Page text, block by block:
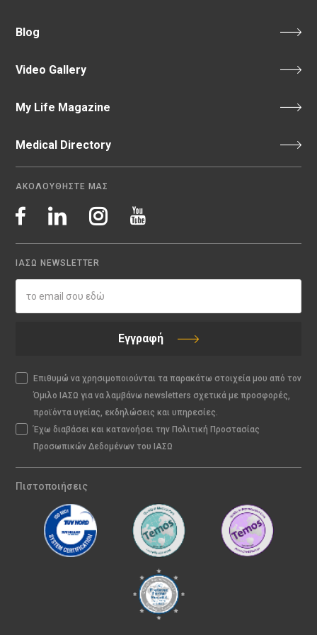
Blog
Video Gallery
My Life Magazine
Medical Directory
ΑΚΟΛΟΥΘΗΣΤΕ ΜΑΣ
ΙΑΣΩ NEWSLETTER
Εγγραφή
Επιθυμώ να χρησιμοποιούνται τα παρακάτω στοιχεία μου από τον
Όμιλο ΙΑΣΩ για να λαμβάνω newsletters σχετικά με προσφορές,
προϊόντα υγείας, εκδηλώσεις και υπηρεσίες.
Έχω διαβάσει και κατανοήσει την Πολιτική Προστασίας
Προσωπικών Δεδομένων του ΙΑΣΩ
Πιστοποιήσεις